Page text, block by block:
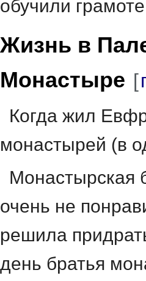
обучили
Жизнь в
Монастыре [
Когда жил
монастырей (в
Монастырская
очень не
решила
день братья